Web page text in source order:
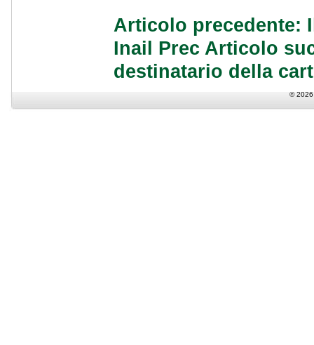
Articolo precedente:
Inail Prec Articolo
destinatario della
© 2026